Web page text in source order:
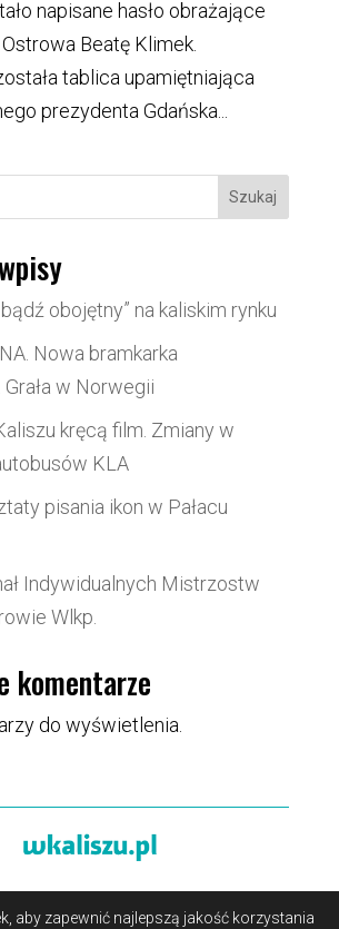
napisane hasło obrażające
Beatę Klimek.
tablica upamiętniająca
prezydenta Gdańska...
Szukaj
obojętny” na kaliskim rynku
Nowa bramkarka
w Norwegii
kręcą film. Zmiany w
KLA
pisania ikon w Pałacu
Indywidualnych Mistrzostw
Wlkp.
komentarze
do wyświetlenia.
/ Polityka prywatności i pliki cookies
aby zapewnić najlepszą jakość korzystania